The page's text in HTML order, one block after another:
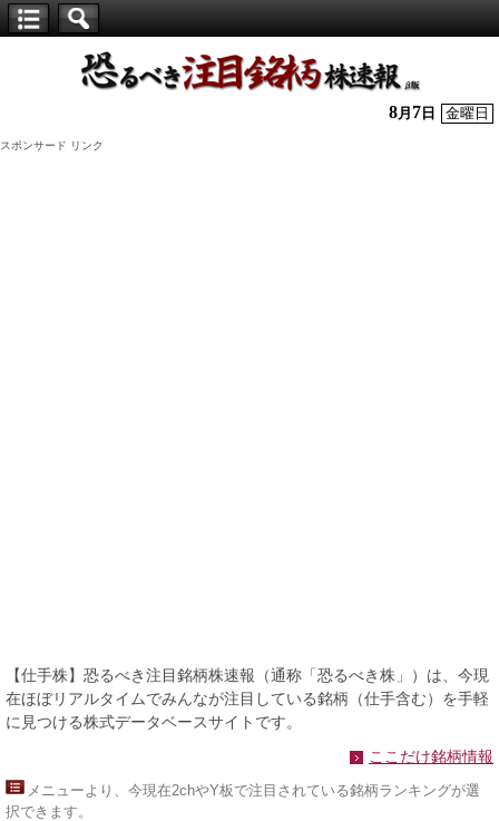
株】
8月 7 日 金曜日
スポンサード リンク
【仕手株】恐るべき注目銘柄株速報（通称「恐るべき株」）は、今現
在ほぼリアルタイムでみんなが注目している銘柄（仕手含む）を手軽
に見つける株式データベースサイトです。
ここだけ銘柄情報
メニューより、今現在2chやY板で注目されている銘柄ランキングが選
択できます。